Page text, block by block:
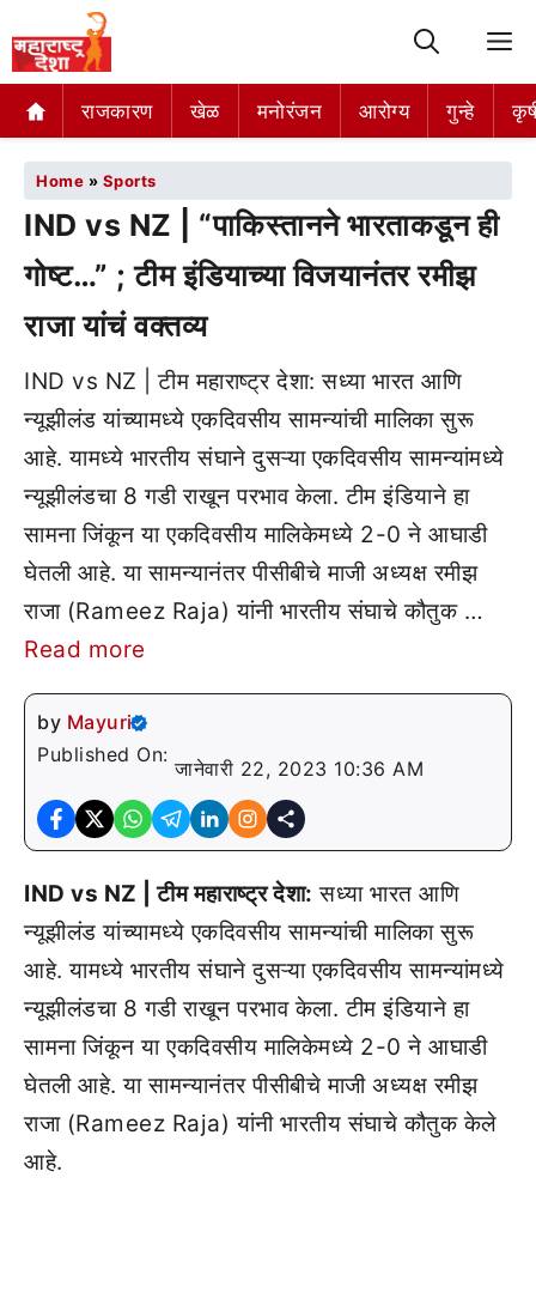
राजकारण खेळ मनोरंजन आरोग्य गुन्हे
Home » Sports
IND vs NZ | “पाकिस्तानने भारताकडून ही
गोष्ट…” ; टीम इंडियाच्या विजयानंतर रमीझ
राजा यांचं वक्तव्य
IND vs NZ | टीम महाराष्ट्र देशा: सध्या भारत आणि
न्यूझीलंड यांच्यामध्ये एकदिवसीय सामन्यांची मालिका सुरू
आहे. यामध्ये भारतीय संघाने दुसऱ्या एकदिवसीय सामन्यांमध्ये
न्यूझीलंडचा 8 गडी राखून परभाव केला. टीम इंडियाने हा
सामना जिंकून या एकदिवसीय मालिकेमध्ये 2-0 ने आघाडी
घेतली आहे. या सामन्यानंतर पीसीबीचे माजी अध्यक्ष रमीझ
राजा (Rameez Raja) यांनी भारतीय संघाचे कौतुक …
Read more
by Mayuri
Published On:
जानेवारी 22, 2023 10:36 AM
IND vs NZ | टीम महाराष्ट्र देशा: सध्या भारत आणि
न्यूझीलंड यांच्यामध्ये एकदिवसीय सामन्यांची मालिका सुरू
आहे. यामध्ये भारतीय संघाने दुसऱ्या एकदिवसीय सामन्यांमध्ये
न्यूझीलंडचा 8 गडी राखून परभाव केला. टीम इंडियाने हा
सामना जिंकून या एकदिवसीय मालिकेमध्ये 2-0 ने आघाडी
घेतली आहे. या सामन्यानंतर पीसीबीचे माजी अध्यक्ष रमीझ
राजा (Rameez Raja) यांनी भारतीय संघाचे कौतुक केले
आहे.